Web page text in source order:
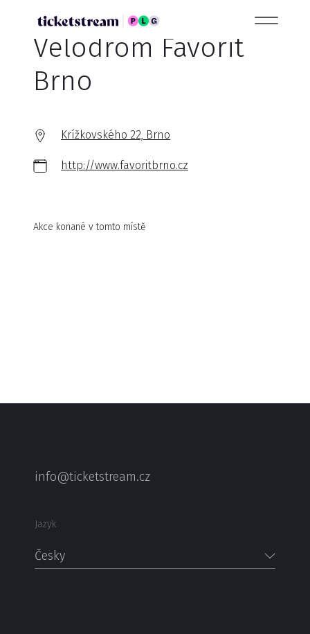
Velodrom Favorit
Brno
Krížkovského 22, Brno
http://www.favoritbrno.cz
Akce konané v tomto místě
info@ticketstream.cz
Jazyk
Česky